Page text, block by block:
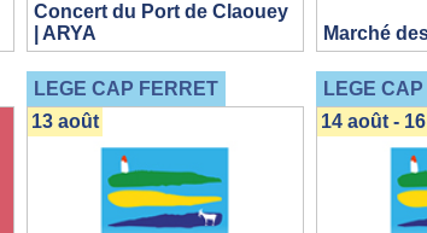
Concert du Port de Claouey
| ARYA
Marché
LEGE CAP FERRET
13 août
LEGE
14 août -